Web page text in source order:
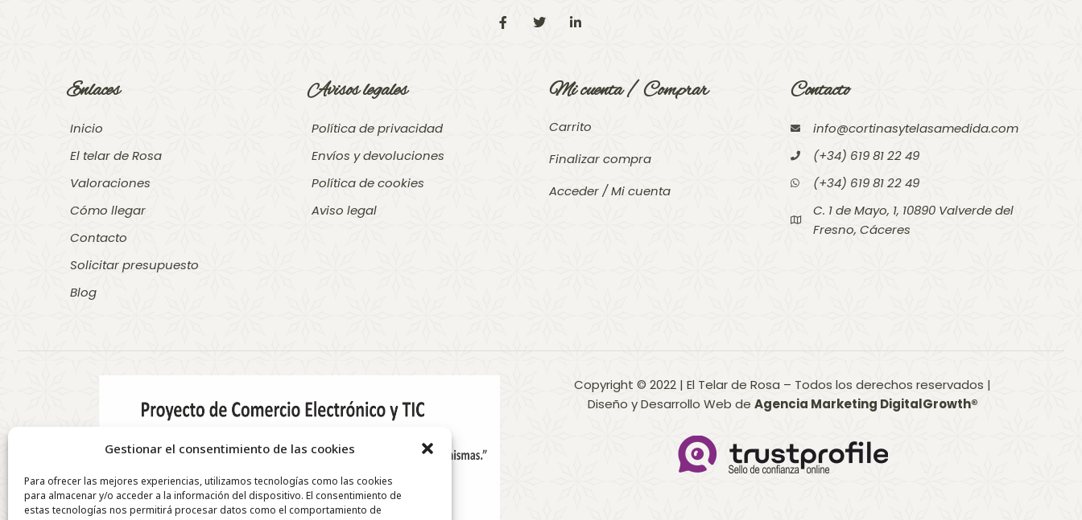
Gestionar el consentimiento de las cookies
Para ofrecer las mejores experiencias, utilizamos tecnologías como las cookies
para almacenar y/o acceder a la información del dispositivo. El consentimiento de
estas tecnologías nos permitirá procesar datos como el comportamiento de
Enlaces
Inicio
El telar de Rosa
Valoraciones
Cómo llegar
Contacto
Solicitar presupuesto
Blog
Avisos legales
Política de privacidad
Envíos y devoluciones
Política de cookies
Aviso legal
Mi cuenta / Comprar
Carrito
Finalizar compra
Acceder / Mi cuenta
Contacto
info@cortinasytelasamedida.com
(+34) 619 81 22 49
(+34) 619 81 22 49
C. 1 de Mayo, 1, 10890 Valverde del
Fresno, Cáceres
Copyright © 2022 | El Telar de Rosa – Todos los derechos reservados |
Diseño y Desarrollo Web de Agencia Marketing DigitalGrowth®